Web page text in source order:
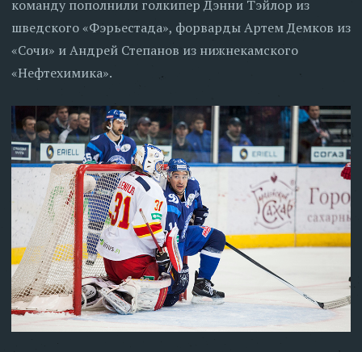
команду пополнили голкипер Дэнни Тэйлор из
шведского «Фэрьестада», форварды Артем Демков из
«Сочи» и Андрей Степанов из нижнекамского
«Нефтехимика».